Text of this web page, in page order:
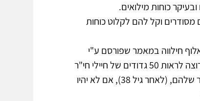
ובעיקר כוחות מילואים.
וקל להם לקלוט כוחות
חילווה במאמר שפורסם ע"י
מרכז דדו שנקרא "למידה נוספת בעקבות שומר החומות", אני הייתי רוצה לראות 50 גדודים של חיילי חי"ר
כאשר בכל גדוד 500 חיילים שיצאו משירות המילואים בחטיבות החי"ר שלהם, (לאחר גיל 38), אם לא יהיו